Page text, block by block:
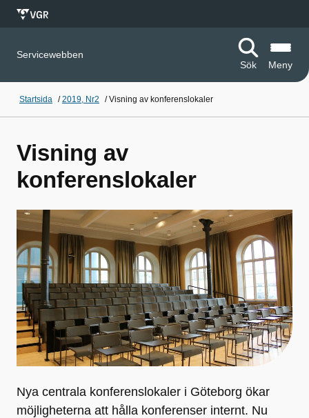
Servicewebben
Sök
Meny
Startsida /2019, Nr2 /Visning av konferenslokaler
Visning av
konferenslokaler
Nya centrala konferenslokaler i Göteborg ökar
möjligheterna att hålla konferenser internt. Nu